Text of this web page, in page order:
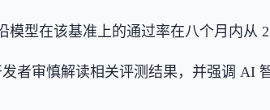
模型在该基准上的通过率在八个月内从
者审慎解读相关评测结果，并强调 AI